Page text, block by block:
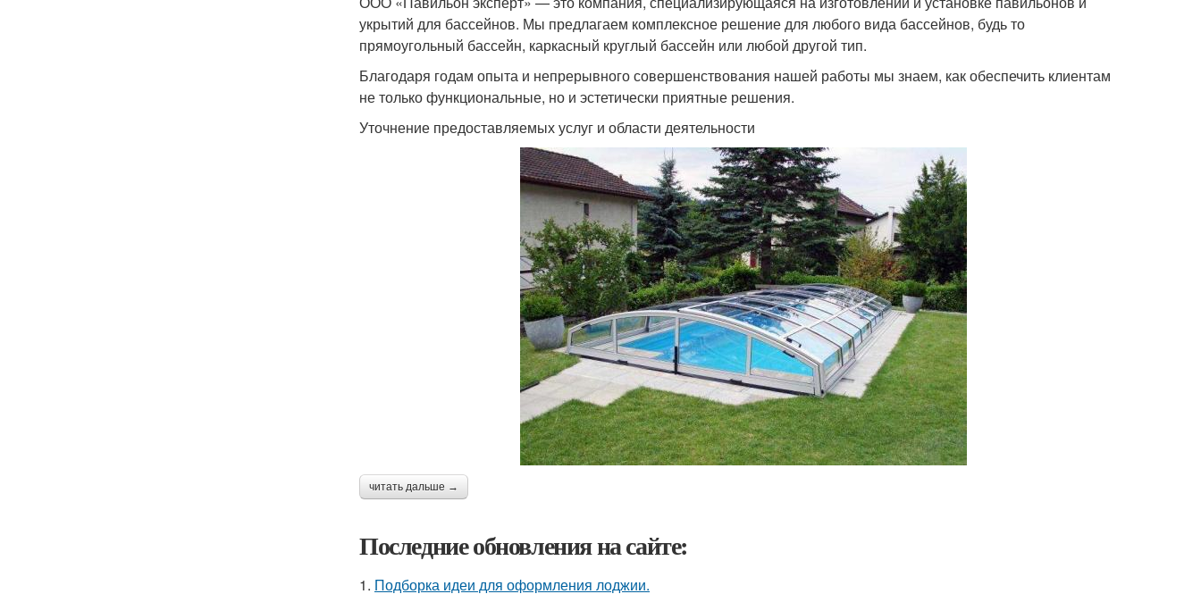
укрытий для бассейнов. Мы предлагаем комплексное решение для любого вида бассейнов, будь то
прямоугольный бассейн, каркасный круглый бассейн или любой другой тип.
Благодаря годам опыта и непрерывного совершенствования нашей работы мы знаем, как обеспечить клиентам
не только функциональные, но и эстетически приятные решения.
Уточнение предоставляемых услуг и области деятельности
читать дальше →
Последние обновления на сайте:
1. Подборка идеи для оформления лоджии.